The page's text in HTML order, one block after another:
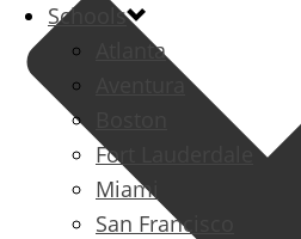
Schools
Atlanta
Aventura
Fort Lauderdale
Miami
San Francisco